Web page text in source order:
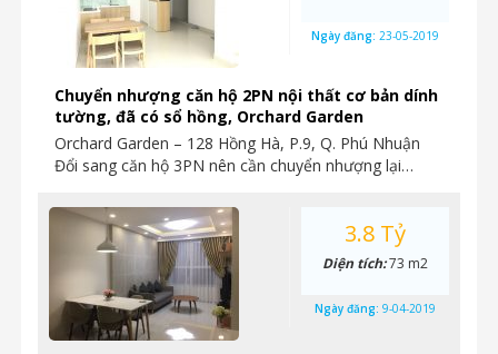
Chuyển nhượng căn hộ 2PN nội thất cơ bản dính
tường, đã có sổ hồng, Orchard Garden
Orchard Garden – 128 Hồng Hà, P.9, Q. Phú Nhuận
Đổi sang căn hộ 3PN nên cần chuyển nhượng lại…
Ngày đăng: 23-05-2019
3.8 Tỷ
Diện tích:73 m2
Ngày đăng: 9-04-2019